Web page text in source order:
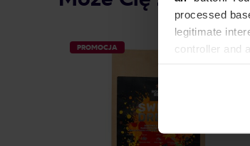
processed
legitimate
controller and
PROMOCJA